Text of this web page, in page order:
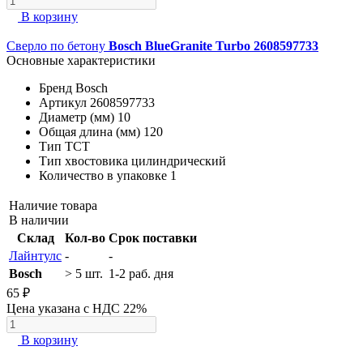
В корзину
Сверло по бетону Bosch BlueGranite Turbo 2608597733
Основные характеристики
Бренд Bosch
Артикул 2608597733
Диаметр (мм) 10
Общая длина (мм) 120
Тип ТСТ
Тип хвостовика цилиндрический
Количество в упаковке 1
Наличие товара
В наличии
Склад
Кол-во Срок поставки
Лайнтулс -
-
Bosch
> 5 шт. 1-2 раб. дня
65 ₽
Цена указана с НДС 22%
В корзину